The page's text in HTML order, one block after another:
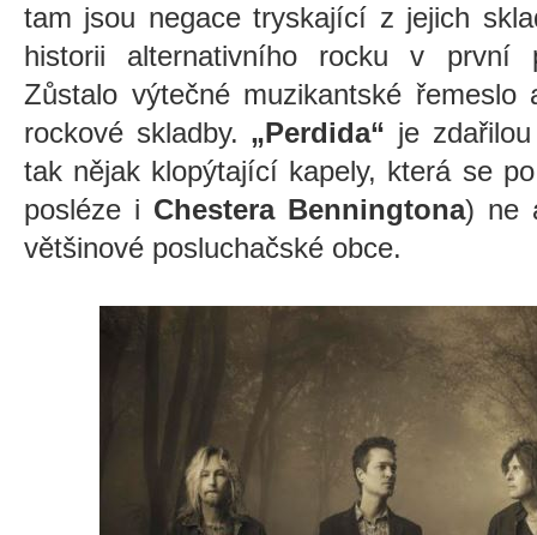
tam jsou negace tryskající z jejich
historii alternativního rocku v první
Zůstalo výtečné muzikantské řemeslo
rockové skladby. „Perdida“ je
tak nějak klopýtající kapely, která se
posléze i Chestera Benningtona) ne
většinové posluchačské obce.